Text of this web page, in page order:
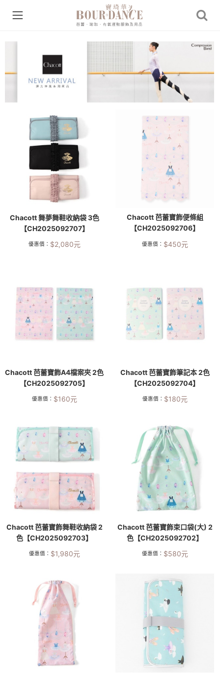
Chacott 舞夢舞鞋收納袋 3色
【CH2025092707】
優惠價： $2,080元
Chacott 芭蕾寶飾便條組
【CH2025092706】
優惠價： $450元
Chacott 芭蕾寶飾A4檔案夾 2色
【CH2025092705】
優惠價： $160元
Chacott 芭蕾寶飾筆記本 2色
【CH2025092704】
優惠價： $180元
Chacott 芭蕾寶飾舞鞋收納袋 2
色【CH2025092703】
優惠價： $1,980元
Chacott 芭蕾寶飾束口袋(大) 2
色【CH2025092702】
優惠價： $580元